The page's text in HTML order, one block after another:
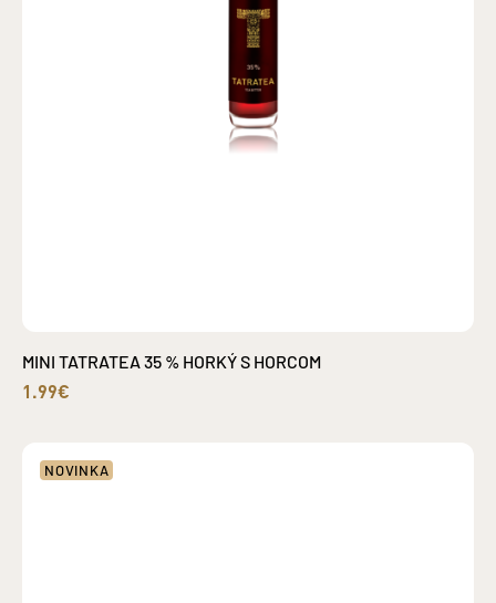
MINI TATRATEA 35 % HORKÝ S HORCOM
1.99€
NOVINKA